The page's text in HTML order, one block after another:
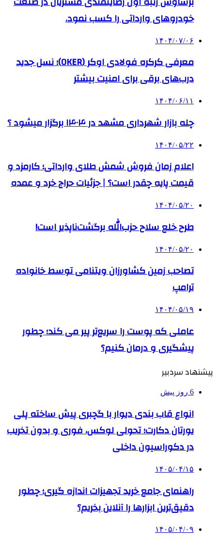
خودروهای وارداتی را کسب نمود.
۱۴۰۴/۰۷/۰۶
معرفی کرکره فولادی اوکر (OKER)؛ نسل جدید
درب‌های برقی برای امنیت بیشتر
۱۴۰۴/۰۶/۱۱
چله بازار شهرداری مشهد در ۱۴۰۴ برگزار میشود ؟
۱۴۰۴/۰۵/۲۲
اعلام زمان فروش شمش طلای وارداتی؛ کارمزد و
قیمت پایه چقدر است؟ | جزئیات حراج خرد و عمده
۱۴۰۴/۰۵/۲۰
طرح خلع سلاح حزب‌الله برگشت‌ناپذیر است!
۱۴۰۴/۰۵/۲۰
تصاحب زمین کشاورزان ویتنامی توسط خانواده
ترامپ
۱۴۰۴/۰۵/۱۹
عاملی که پوست را سریع‌تر پیر می کند؛ چطور
پیشگیری و درمان کنیم؟
پیشنهاد سردبیر
6 روز پیش
انواع قاب بندی دیوار با گچبری پیش ساخته پلی
یورتان دکارت؛ تحولی لوکس، فوری و بدون تخریب
در دکوراسیون داخلی
۱۴۰۵/۰۴/۱۵
راهنمای جامع خرید تجهیزات اندازه گیری؛ چطور
دقیق‌ترین ابزارها را آنلاین بخریم؟
۱۴۰۵/۰۴/۰۹